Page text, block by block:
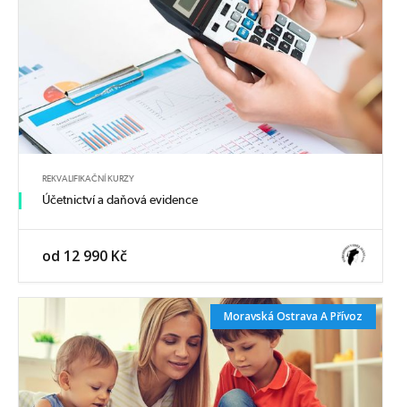
Základní požadavky pro výkon pracovníka v sociálních službách jsou:
odborná způsobilost (min. základní vzdělání)
zdravotní způsobilost (vč. očkování proti hepatitidě typu B)
bezúhonnost (výpis z trestního rejstříku ne starší 3 měsíců)
svéprávnost
Pozn. Očkování je pro rekvalifikanty zdarma. Doporučujeme jej
vyřizovat a absolvovat až po zahájení kurzu.
REKVALIFIKAČNÍ KURZY
Účetnictví a daňová evidence
od 12 990 Kč
Moravská Ostrava A Přívoz